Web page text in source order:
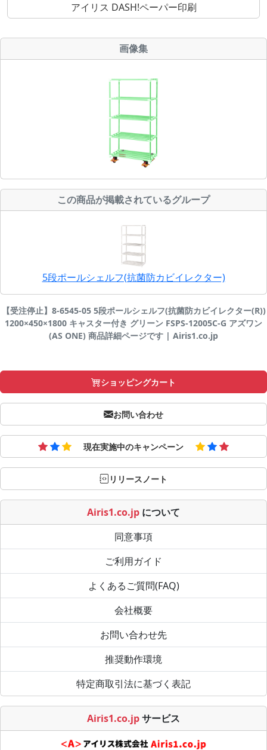
アイリス DASH!ペーパー印刷
画像集
この商品が掲載されているグループ
5段ポールシェルフ(抗菌防カビイレクター)
【受注停止】8-6545-05 5段ポールシェルフ(抗菌防カビイレクター(R))
1200×450×1800 キャスター付き グリーン FSPS-12005C-G アズワン
(AS ONE) 商品詳細ページです | Airis1.co.jp
ショッピングカート
お問い合わせ
現在実施中のキャンペーン
リリースノート
Airis1.co.jp について
同意事項
ご利用ガイド
よくあるご質問(FAQ)
会社概要
お問い合わせ先
推奨動作環境
特定商取引法に基づく表記
Airis1.co.jpサービス